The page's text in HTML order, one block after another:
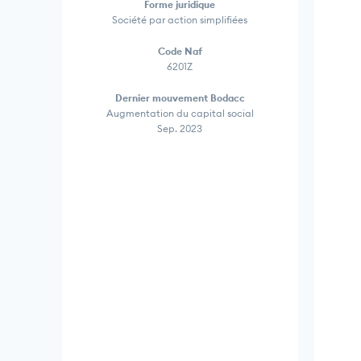
Forme juridique
Société par action simplifiées
Code Naf
6201Z
Dernier mouvement Bodacc
Augmentation du capital social
Sep. 2023